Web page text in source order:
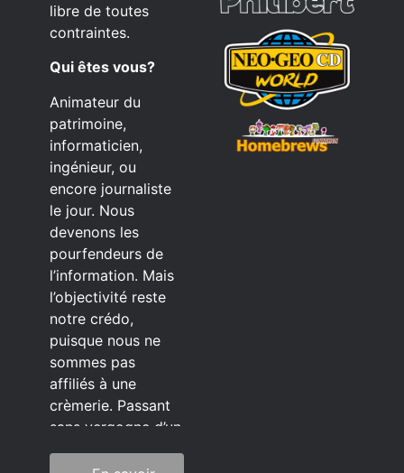
libre de toutes
contraintes.
Qui êtes vous?
Animateur du
patrimoine,
informaticien,
ingénieur, ou
encore journaliste
le jour. Nous
devenons les
pourfendeurs de
l’information. Mais
l’objectivité reste
notre crédo,
puisque nous ne
sommes pas
affiliés à une
crèmerie. Passant
sans vergogne d’un